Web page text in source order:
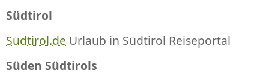
Südtirol
Südtirol.de Urlaub in Südtirol Reiseportal
Süden Südtirols